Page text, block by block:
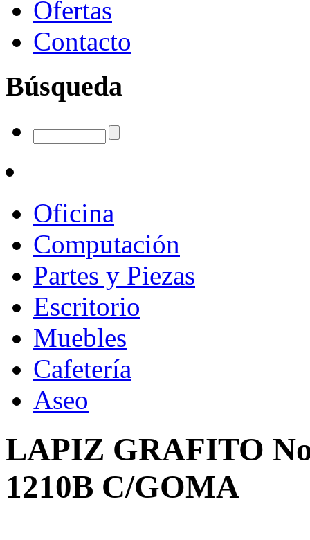
Ofertas
Contacto
Búsqueda
Oficina
Computación
Partes y Piezas
Escritorio
Muebles
Cafetería
Aseo
LAPIZ GRAFITO
1210B C/GOMA